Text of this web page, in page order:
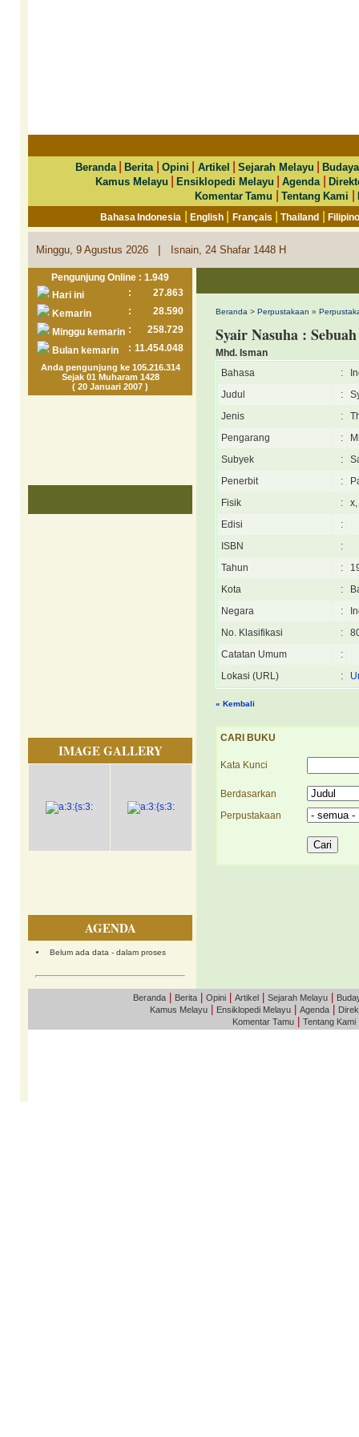
Beranda|Berita Opini Artikel |Sejarah Melayu |
Kamus Melayu
|Ensiklopedi Melayu |Agenda |
Komentar Tamu
|Tentang Kami |
Bahasa Indonesia |English Français |Thailand |
Minggu, 9 Agustus 2026 | Isnain, 24 Shafar 1448 H
Pengunjung Online : 1.949
Hari ini
:
27.863
Kemarin
:
28.590
Minggu kemarin :
258.729
Bulan kemarin
: 11.454.048
Anda pengunjung ke 105.216.314
Sejak 01 Muharam 1428
( 20 Januari 2007 )
IMAGE GALLERY
AGENDA
Belum ada data - dalam proses
Beranda > Perpustakaan »
Syair Nasuha :
Mhd. Isman
Bahasa
:
Judul
:
Jenis
:
Pengarang
:
Subyek
:
Penerbit
:
Fisik
:
Edisi
:
ISBN
:
Tahun
:
Kota
:
Negara
:
No. Klasifikasi
:
Catatan Umum
:
Lokasi (URL)
:
« Kembali
CARI BUKU
Kata Kunci
Berdasarkan
Perpustakaan
Beranda Berita Opini Artikel Sejarah Melayu
Kamus Melayu
Ensiklopedi Melayu Agenda
Komentar Tamu
Tentang Kami